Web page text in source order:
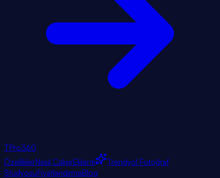
TPro360
ÖzelliklerNasıl ÇalışırEklenti
Trendyol Fotoğraf
StüdyosuFiyatlandırmaBlog